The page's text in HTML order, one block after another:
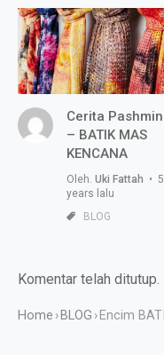
Cerita
– BATIK MAS
KENCANA
Oleh. Uki Fattah • 5
years lalu
BLOG
Komentar telah ditutup.
Home ›BLOG › Encim